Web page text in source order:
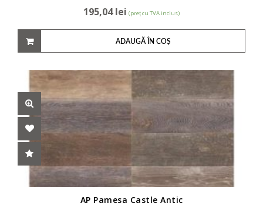
195,04lei (preț cu TVA inclus)
ADAUGĂ ÎN COȘ
AP Pamesa Castle Antic